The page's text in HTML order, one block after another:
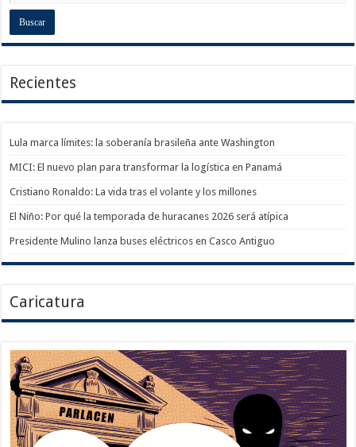
Recientes
Lula marca límites: la soberanía brasileña ante Washington
MICI: El nuevo plan para transformar la logística en Panamá
Cristiano Ronaldo: La vida tras el volante y los millones
El Niño: Por qué la temporada de huracanes 2026 será atípica
Presidente Mulino lanza buses eléctricos en Casco Antiguo
Caricatura